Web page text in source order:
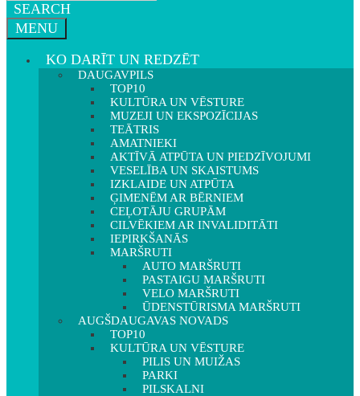
SEARCH
MENU
KO DARĪT UN REDZĒT
DAUGAVPILS
TOP10
KULTŪRA UN VĒSTURE
MUZEJI UN EKSPOZĪCIJAS
TEĀTRIS
AMATNIEKI
AKTĪVĀ ATPŪTA UN PIEDZĪVOJUMI
VESELĪBA UN SKAISTUMS
IZKLAIDE UN ATPŪTA
ĢIMENĒM AR BĒRNIEM
CEĻOTĀJU GRUPĀM
CILVĒKIEM AR INVALIDITĀTI
IEPIRKŠANĀS
MARŠRUTI
AUTO MARŠRUTI
PASTAIGU MARŠRUTI
VELO MARŠRUTI
ŪDENSTŪRISMA MARŠRUTI
AUGŠDAUGAVAS NOVADS
TOP10
KULTŪRA UN VĒSTURE
PILIS UN MUIŽAS
PARKI
PILSKALNI